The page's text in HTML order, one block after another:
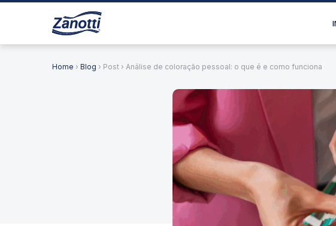
Home › Blog › Post › Análise de coloração pessoal: o que é e como funciona